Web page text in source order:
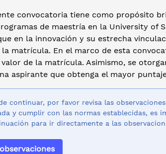
convocatoria tiene como propósito
de maestría en la University of
en la innovación y su estrecha
matrícula. En el marco de esta
valor de la matrícula. Asimismo, se
aspirante que obtenga el mayor
continuar, por favor revisa las
y cumplir con las normas establecidas, es
para ir directamente a las